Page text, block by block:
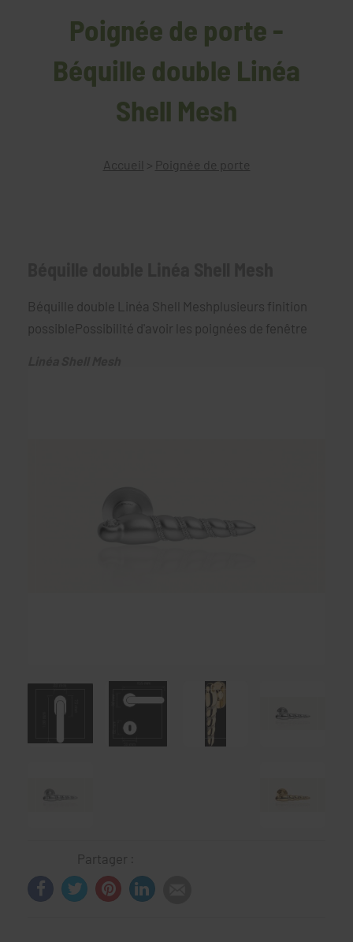
Poignée de porte -
Béquille double Linéa
Shell Mesh
Accueil > Poignée de porte
Béquille double Linéa Shell Meshplusieurs finition
possiblePossibilité d'avoir les poignées de fenêtre
Partager :